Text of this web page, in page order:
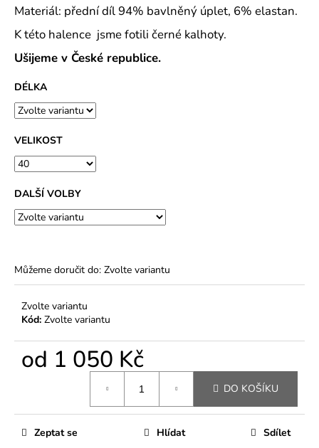
Materiál: přední díl 94% bavlněný úplet, 6% elastan.
K této halence jsme fotili černé kalhoty.
Ušijeme v České republice.
DÉLKA
VELIKOST
DALŠÍ VOLBY
Můžeme doručit do: Zvolte variantu
Zvolte variantu
Kód: Zvolte variantu
od 1 050 Kč
DO KOŠÍKU
Zeptat se Hlídat Sdílet
e
m
e
ROVNÝ
TEPLÁKOVÝ
KABÁT
-
DÉLEK
1
200